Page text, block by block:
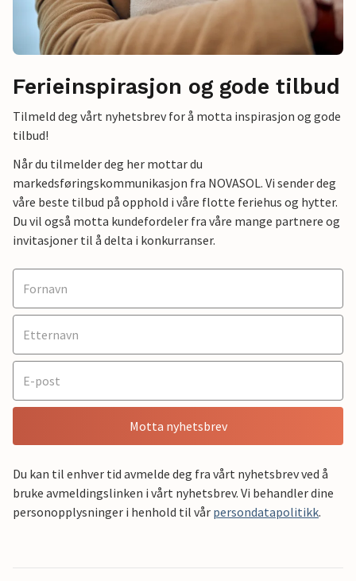
Ferieinspirasjon og gode tilbud
Tilmeld deg vårt nyhetsbrev for å motta inspirasjon og gode
tilbud!
Når du tilmelder deg her mottar du
markedsføringskommunikasjon fra NOVASOL. Vi sender deg
våre beste tilbud på opphold i våre flotte feriehus og hytter.
Du vil også motta kundefordeler fra våre mange partnere og
invitasjoner til å delta i konkurranser.
Motta nyhetsbrev
Du kan til enhver tid avmelde deg fra vårt nyhetsbrev ved å
bruke avmeldingslinken i vårt nyhetsbrev. Vi behandler dine
personopplysninger i henhold til vår persondatapolitikk.